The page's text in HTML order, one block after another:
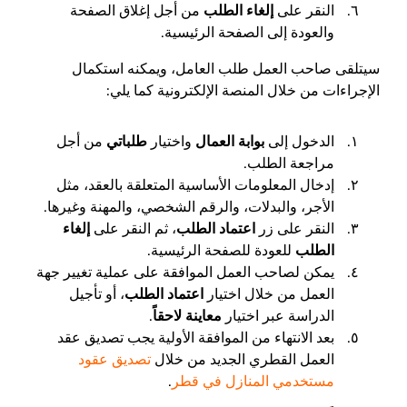
النقر على إلغاء الطلب من أجل إغلاق الصفحة
والعودة إلى الصفحة الرئيسية.
سيتلقى صاحب العمل طلب العامل، ويمكنه استكمال
الإجراءات من خلال المنصة الإلكترونية كما يلي:
الدخول إلى بوابة العمال واختيار طلباتي من أجل
مراجعة الطلب.
إدخال المعلومات الأساسية المتعلقة بالعقد، مثل
الأجر، والبدلات، والرقم الشخصي، والمهنة وغيرها.
النقر على زر اعتماد الطلب، ثم النقر على إلغاء
الطلب للعودة للصفحة الرئيسية.
يمكن لصاحب العمل الموافقة على عملية تغيير جهة
العمل من خلال اختيار اعتماد الطلب، أو تأجيل
الدراسة عبر اختيار معاينة لاحقاً.
بعد الانتهاء من الموافقة الأولية يجب تصديق عقد
العمل القطري الجديد من خلال تصديق عقود
مستخدمي المنازل في قطر .